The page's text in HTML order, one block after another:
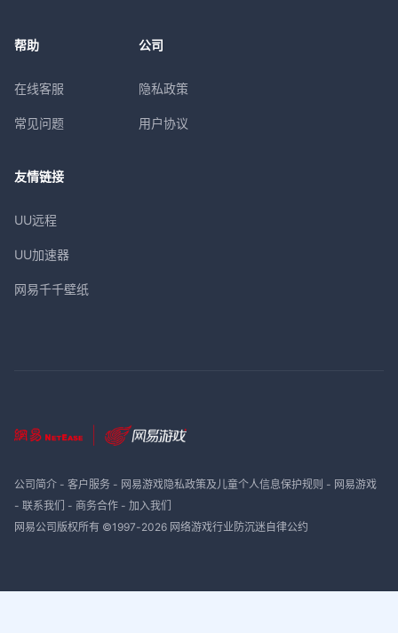
帮助
在线客服
常见问题
公司
隐私政策
用户协议
友情链接
UU远程
UU加速器
网易千千壁纸
公司简介- 客户服务- 网易游戏隐私政策及儿童个人信息保护规则 - 网易游戏
- 联系我们 - 商务合作- 加入我们
网易公司版权所有 ©1997-2026 网络游戏行业防沉迷自律公约